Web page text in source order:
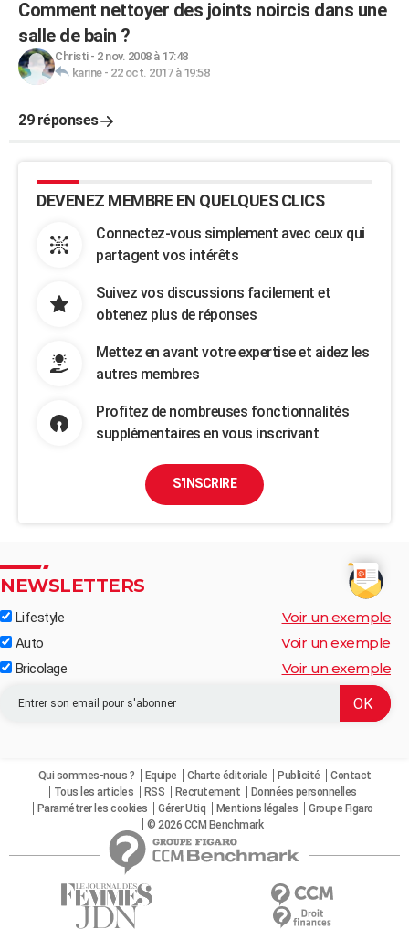
Comment nettoyer des joints noircis dans une
salle de bain ?
Christi- 2 nov. 2008 à 17:48
karine- 22 oct. 2017 à 19:58
29 réponses
DEVENEZ MEMBRE EN QUELQUES CLICS
Connectez-vous simplement avec ceux qui
partagent vos intérêts
Suivez vos discussions facilement et
obtenez plus de réponses
Mettez en avant votre expertise et aidez les
autres membres
Profitez de nombreuses fonctionnalités
supplémentaires en vous inscrivant
S'INSCRIRE
NEWSLETTERS
Lifestyle Voir un exemple
Auto Voir un exemple
Bricolage Voir un exemple
Qui sommes-nous ? Equipe Charte éditoriale Publicité
Contact
Tous les articles
RSS Recrutement
Données personnelles
Paramétrer les cookies
Gérer Utiq Mentions légales
Groupe Figaro
© 2026 CCM Benchmark